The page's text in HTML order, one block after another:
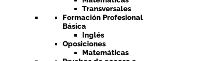
Transversales
Formación Profesional
Básica
Inglés
Oposiciones
Matemáticas